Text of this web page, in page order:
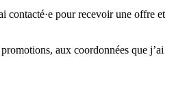
pour recevoir une offre et
aux coordonnées que j’ai